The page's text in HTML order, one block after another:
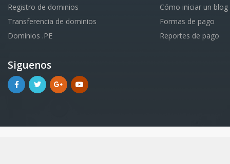
Registro de dominios
Transferencia de dominios
Dominios .PE
Siguenos
Cómo iniciar un blog
Formas de pago
Reportes de pago